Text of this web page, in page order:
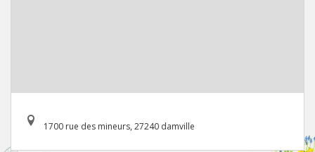
1700 rue des mineurs, 27240 damville